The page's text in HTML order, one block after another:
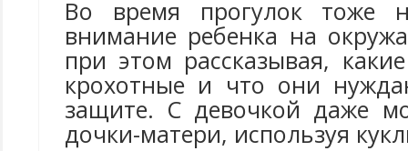
Во время прогулок тоже
внимание ребенка на
при этом рассказывая,
крохотные и что они
защите. С девочкой даже
дочки-матери, используя